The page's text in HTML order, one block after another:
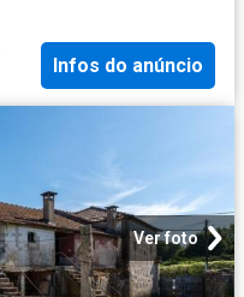
Infos do anúncio
Ver foto